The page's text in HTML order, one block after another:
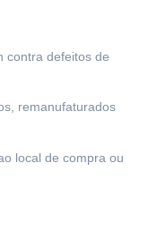
contra defeitos de
remanufaturados
local de compra ou